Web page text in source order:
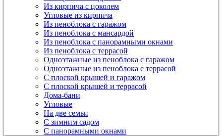
Из кирпича с цоколем
Угловые из кирпича
Из пеноблока с гаражом
Из пеноблока с мансардой
Из пеноблока с панорамными окнами
Из пеноблока с террасой
Одноэтажные из пеноблока с гаражом
Одноэтажные из пеноблока с террасой
С плоской крышей и гаражом
С плоской крышей и террасой
Дома-бани
Угловые
На две семьи
С зимним садом
С панорамными окнами